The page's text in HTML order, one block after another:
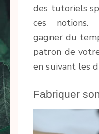
des tutoriels
ces notions.
gagner du
patron de
en suivant les
Fabriquer